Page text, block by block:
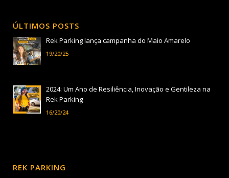
ÚLTIMOS POSTS
Rek Parking lança campanha do Maio Amarelo
19/20/25
2024: Um Ano de Resiliência, Inovação e Gentileza na
Rek Parking
16/20/24
REK PARKING